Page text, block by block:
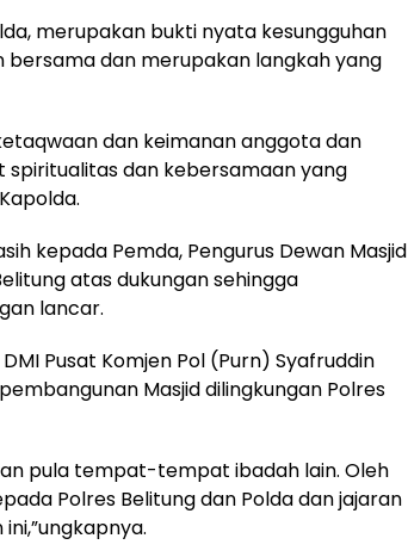
merupakan bukti nyata kesungguhan
dan merupakan langkah yang
dan keimanan anggota dan
spiritualitas dan kebersamaan yang
kepada Pemda, Pengurus Dewan Masjid
atas dukungan sehingga
lancar.
Pusat Komjen Pol (Purn) Syafruddin
Masjid dilingkungan Polres
pula tempat-tempat ibadah lain. Oleh
Polres Belitung dan Polda dan jajaran